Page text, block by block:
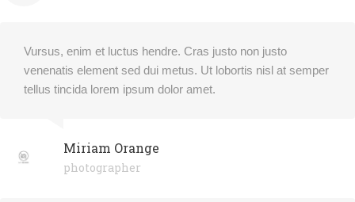
Vursus, enim et luctus hendre. Cras justo non justo
venenatis element sed dui metus. Ut lobortis nisl at semper
tellus tincida lorem ipsum dolor amet.
Miriam Orange
photographer